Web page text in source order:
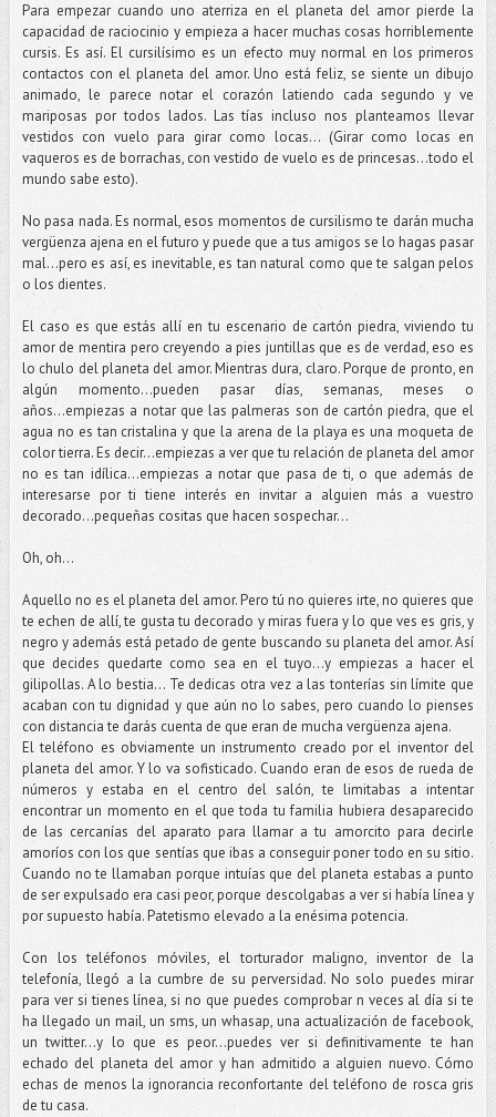
Para empezar cuando uno aterriza en el planeta del amor pierde la
capacidad de raciocinio y empieza a hacer muchas cosas horriblemente
cursis. Es así. El cursilísimo es un efecto muy normal en los primeros
contactos con el planeta del amor. Uno está feliz, se siente un dibujo
animado, le parece notar el corazón latiendo cada segundo y ve
mariposas por todos lados. Las tías incluso nos planteamos llevar
vestidos con vuelo para girar como locas… (Girar como locas en
vaqueros es de borrachas, con vestido de vuelo es de princesas...todo el
mundo sabe esto).
No pasa nada. Es normal, esos momentos de cursilismo te darán mucha
vergüenza ajena en el futuro y puede que a tus amigos se lo hagas pasar
mal...pero es así, es inevitable, es tan natural como que te salgan pelos
o los dientes.
El caso es que estás allí en tu escenario de cartón piedra, viviendo tu
amor de mentira pero creyendo a pies juntillas que es de verdad, eso es
lo chulo del planeta del amor. Mientras dura, claro. Porque de pronto, en
algún momento…pueden pasar días, semanas, meses o
años...empiezas a notar que las palmeras son de cartón piedra, que el
agua no es tan cristalina y que la arena de la playa es una moqueta de
color tierra. Es decir…empiezas a ver que tu relación de planeta del amor
no es tan idílica…empiezas a notar que pasa de ti, o que además de
interesarse por ti tiene interés en invitar a alguien más a vuestro
decorado…pequeñas cositas que hacen sospechar…
Oh, oh…
Aquello no es el planeta del amor. Pero tú no quieres irte, no quieres que
te echen de allí, te gusta tu decorado y miras fuera y lo que ves es gris, y
negro y además está petado de gente buscando su planeta del amor. Así
que decides quedarte como sea en el tuyo…y empiezas a hacer el
gilipollas. A lo bestia... Te dedicas otra vez a las tonterías sin límite que
acaban con tu dignidad y que aún no lo sabes, pero cuando lo pienses
con distancia te darás cuenta de que eran de mucha vergüenza ajena.
El teléfono es obviamente un instrumento creado por el inventor del
planeta del amor. Y lo va sofisticado. Cuando eran de esos de rueda de
números y estaba en el centro del salón, te limitabas a intentar
encontrar un momento en el que toda tu familia hubiera desaparecido
de las cercanías del aparato para llamar a tu amorcito para decirle
amoríos con los que sentías que ibas a conseguir poner todo en su sitio.
Cuando no te llamaban porque intuías que del planeta estabas a punto
de ser expulsado era casi peor, porque descolgabas a ver si había línea y
por supuesto había. Patetismo elevado a la enésima potencia.
Con los teléfonos móviles, el torturador maligno, inventor de la
telefonía, llegó a la cumbre de su perversidad. No solo puedes mirar
para ver si tienes línea, si no que puedes comprobar n veces al día si te
ha llegado un mail, un sms, un whasap, una actualización de facebook,
un twitter…y lo que es peor…puedes ver si definitivamente te han
echado del planeta del amor y han admitido a alguien nuevo. Cómo
echas de menos la ignorancia reconfortante del teléfono de rosca gris
de tu casa.